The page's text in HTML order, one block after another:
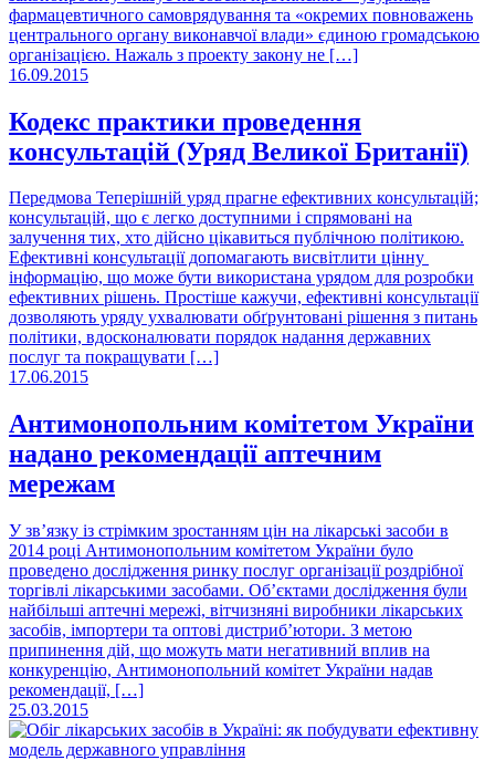
фармацевтичного самоврядування та «окремих повноважень
центрального органу виконавчої влади» єдиною громадською
організацією. Нажаль з проекту закону не […]
16.09.2015
Кодекс практики проведення
консультацій (Уряд Великої Британії)
Передмова Теперішній уряд прагне ефективних консультацій;
консультацій, що є легко доступними і спрямовані на
залучення тих, хто дійсно цікавиться публічною політикою.
Ефективні консультації допомагають висвітлити цінну
інформацію, що може бути використана урядом для розробки
ефективних рішень. Простіше кажучи, ефективні консультації
дозволяють уряду ухвалювати обґрунтовані рішення з питань
політики, вдосконалювати порядок надання державних
послуг та покращувати […]
17.06.2015
Антимонопольним комітетом України
надано рекомендації аптечним
мережам
У зв’язку із стрімким зростанням цін на лікарські засоби в
2014 році Антимонопольним комітетом України було
проведено дослідження ринку послуг організації роздрібної
торгівлі лікарськими засобами. Об’єктами дослідження були
найбільші аптечні мережі, вітчизняні виробники лікарських
засобів, імпортери та оптові дистриб’ютори. З метою
припинення дій, що можуть мати негативний вплив на
конкуренцію, Антимонопольний комітет України надав
рекомендації, […]
25.03.2015